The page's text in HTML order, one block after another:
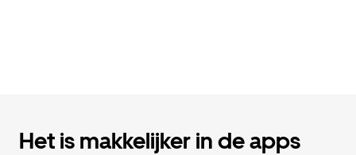
Het is makkelijker in de apps